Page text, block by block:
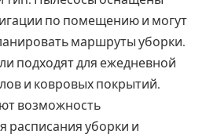
по помещению и могут
маршруты уборки.
подходят для ежедневной
и ковровых покрытий.
возможность
расписания уборки и